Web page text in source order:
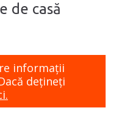
de casă
informaţii
dețineți